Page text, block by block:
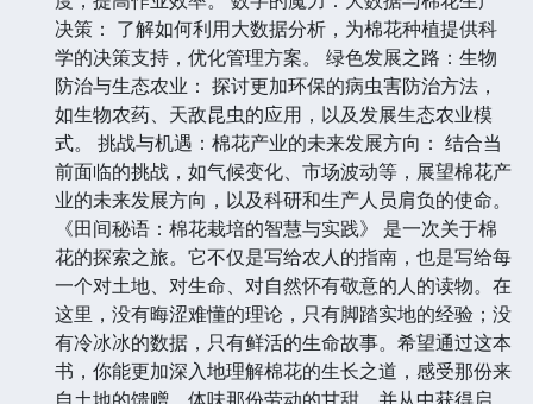
决策： 了解如何利用大数据分析，为棉花种植提供科
学的决策支持，优化管理方案。 绿色发展之路：生物
防治与生态农业： 探讨更加环保的病虫害防治方法，
如生物农药、天敌昆虫的应用，以及发展生态农业模
式。 挑战与机遇：棉花产业的未来发展方向： 结合当
前面临的挑战，如气候变化、市场波动等，展望棉花产
业的未来发展方向，以及科研和生产人员肩负的使命。
《田间秘语：棉花栽培的智慧与实践》 是一次关于棉
花的探索之旅。它不仅是写给农人的指南，也是写给每
一个对土地、对生命、对自然怀有敬意的人的读物。在
这里，没有晦涩难懂的理论，只有脚踏实地的经验；没
有冷冰冰的数据，只有鲜活的生命故事。希望通过这本
书，你能更加深入地理解棉花的生长之道，感受那份来